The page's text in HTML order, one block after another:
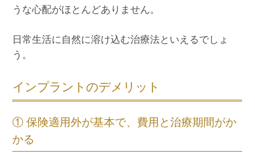
うな心配がほとんどありません。
日常生活に自然に溶け込む治療法といえるでしょ
う。
インプラントのデメリット
① 保険適用外が基本で、費用と治療期間がか
かる